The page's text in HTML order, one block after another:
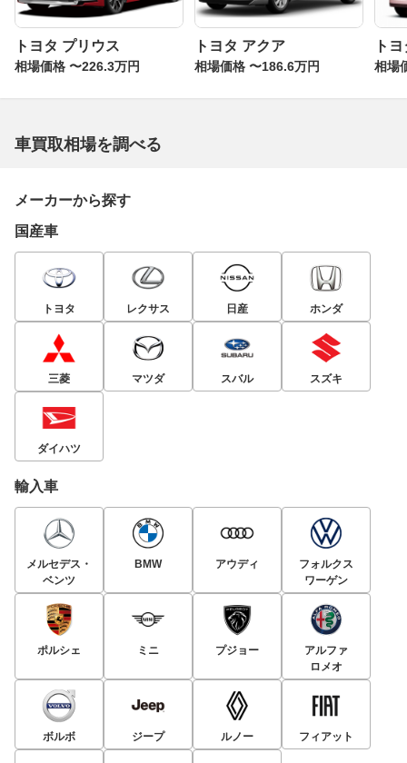
トヨタ プリウス
相場価格 〜226.3万円
トヨタ アクア
相場価格 〜186.6万円
ト
相場
車買取相場を調べる
メーカーから探す
国産車
トヨタ レクサス 日産 ホンダ
三菱 マツダ スバル スズキ
ダイハツ
輸入車
メルセデス・
ベンツ
BMW アウディ
フォルクス
ワーゲン
ポルシェ ミニ プジョー
アルファ
ロメオ
ボルボ ジープ ルノー フィアット